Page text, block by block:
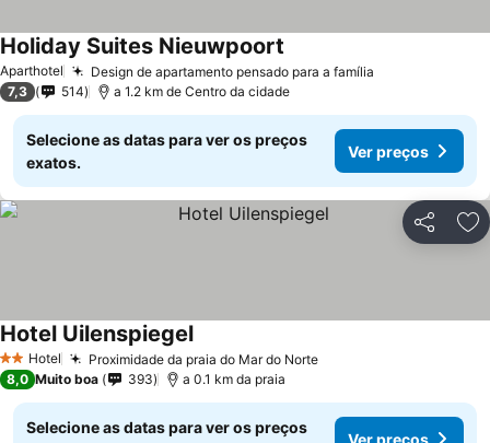
Aparthotel Design de apartamento pensado para a família
Holiday Suites Nieuwpoort
7,3 514 a 1.2 km de Centro da cidade
Selecione as datas para ver os preços
exatos.
Ver preços
Partilhar
2 Estrelas
Hotel Proximidade da praia do Mar do Norte
Hotel Uilenspiegel
8,0 Muito boa 393 a 0.1 km da praia
Selecione as datas para ver os preços
Ver preços